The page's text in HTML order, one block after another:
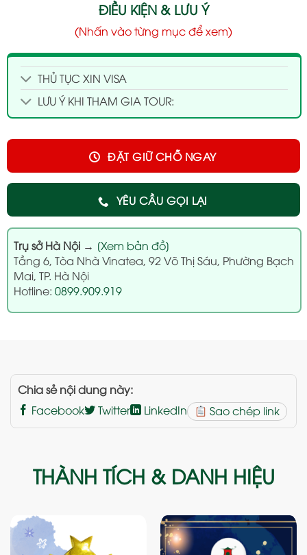
ĐIỀU KIỆN & LƯU Ý
(Nhấn vào từng mục để xem)
THỦ TỤC XIN VISA
LƯU Ý KHI THAM GIA TOUR:
YÊU CẦU GỌI LẠI
ĐẶT GIỮ CHỖ NGAY
Trụ sở Hà Nội→ [Xem bản đồ]
Tầng 6, Tòa Nhà Vinatea, 92 Võ Thị Sáu, Phường Bạch
Mai, TP. Hà Nội
Hotline: 0899.909.919
Chia sẻ nội dung này:
Facebook
Twitter LinkedIn Sao chép link
THÀNH TÍCH & DANH HIỆU